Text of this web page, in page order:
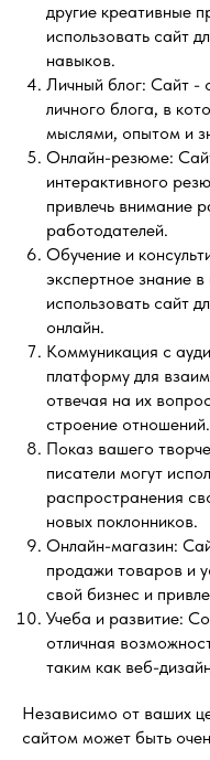
другие креативные
использовать сайт
навыков.
Личный блог: Сайт -
личного блога, в
мыслями, опытом и
Онлайн-резюме:
интерактивного
привлечь внимание
работодателей.
Обучение и
экспертное знание
использовать сайт
онлайн.
Коммуникация с
платформу для
отвечая на их
строение отношений.
Показ вашего
писатели могут
распространения
новых поклонников.
Онлайн-магазин:
продажи товаров и
свой бизнес и
Учеба и развитие:
отличная
таким как веб-
Независимо от ваших
сайтом может быть